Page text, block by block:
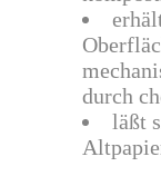
durch
läßt